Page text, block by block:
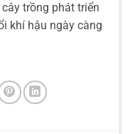
trồng phát triển
khí hậu ngày càng